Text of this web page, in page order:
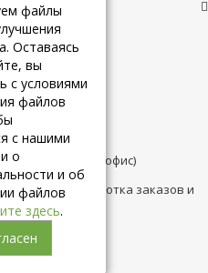
ссылки
10-60
д.12 (офис)
до 21:00 (обработка заказов и
файлы
Оставаясь
вы
с условиями
файлов
с нашими
о
и об
файлов
здесь.